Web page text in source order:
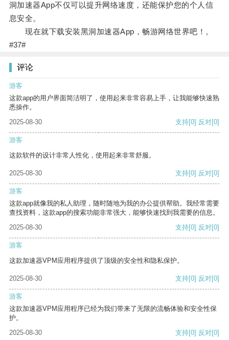
洞加速器App不仅可以提升网络速度，还能保护您的个人信
息安全。
现在就下载安装黑洞加速器App，畅游网络世界吧！。
#37#
评论
游客
这款app的用户界面简洁明了，使用起来非常容易上手，让我能够快速熟
悉操作。
2025-08-30
支持[0] 反对[0]
游客
这款软件的设计非常人性化，使用起来非常舒服。
2025-08-30 支持[0] 反对[0]
游客
这款app就像我的私人助理，随时随地为我的办公提供帮助。我经常需要
查找资料，这款app的搜索功能非常强大，能够快速找到我需要的信息。
2025-08-30
支持[0] 反对[0]
游客
这款加速器VPM应用程序提供了顶级的安全性和隐私保护。
2025-08-30 支持[0] 反对[0]
游客
这款加速器VPM应用程序已经为我们带来了无限的流畅体验和安全性保
护。
2025-08-30
支持[0] 反对[0]